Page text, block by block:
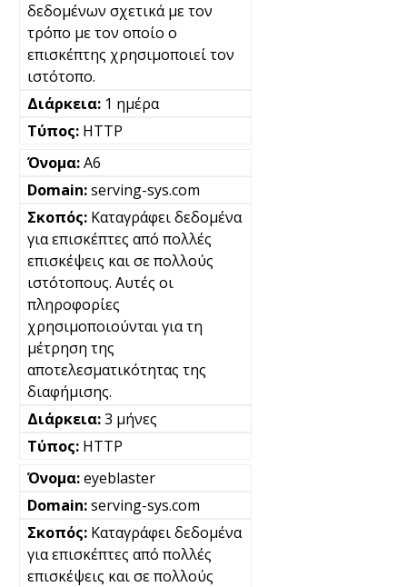
δεδομένων σχετικά με τον
τρόπο με τον οποίο ο
επισκέπτης χρησιμοποιεί τον
ιστότοπο.
1 ημέρα
HTTP
A6
serving-sys.com
Καταγράφει δεδομένα
για επισκέπτες από πολλές
επισκέψεις και σε πολλούς
ιστότοπους. Αυτές οι
πληροφορίες
χρησιμοποιούνται για τη
μέτρηση της
αποτελεσματικότητας της
διαφήμισης.
3 μήνες
HTTP
eyeblaster
serving-sys.com
Καταγράφει δεδομένα
για επισκέπτες από πολλές
επισκέψεις και σε πολλούς